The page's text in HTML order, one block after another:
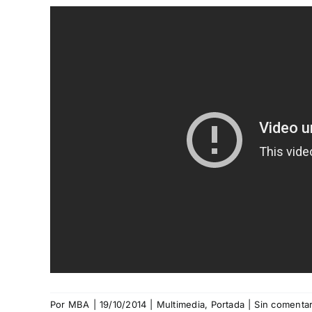
Por MBA 19/10/2014 Multimedia, Portada Sin